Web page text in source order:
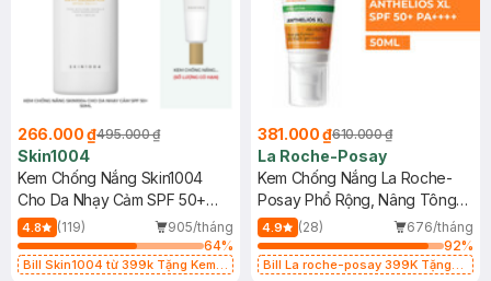
266.000 ₫495.000 ₫
Skin1004
Kem Chống Nắng Skin1004
Cho Da Nhạy Cảm SPF 50+
50ml
4.8 (119)
905/tháng
64%
Bill Skin1004 từ 399k Tặng Kem
381.000 ₫610.000 ₫
La Roche-Posay
Kem Chống Nắng La Roche-
Posay Phổ Rộng, Nâng Tông
Kiềm Dầu 50ml
4.9 (28)
676/tháng
92%
Bill La roche-posay 399K Tặng